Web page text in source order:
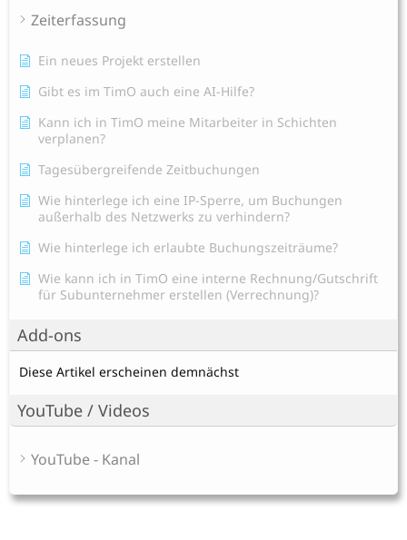
Zeiterfassung
Ein neues Projekt erstellen
Gibt es im TimO auch eine AI-Hilfe?
Kann ich in TimO meine Mitarbeiter in Schichten
verplanen?
Tagesübergreifende Zeitbuchungen
Wie hinterlege ich eine IP-Sperre, um Buchungen
außerhalb des Netzwerks zu verhindern?
Wie hinterlege ich erlaubte Buchungszeiträume?
Wie kann ich in TimO eine interne Rechnung/Gutschrift
für Subunternehmer erstellen (Verrechnung)?
Add-ons
Diese Artikel erscheinen demnächst
YouTube / Videos
YouTube - Kanal